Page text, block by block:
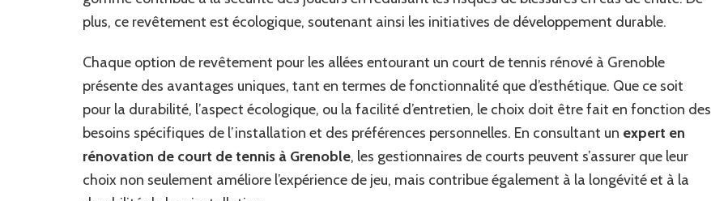
plus, ce revêtement est écologique, soutenant ainsi les initiatives de développement durable.
Chaque option de revêtement pour les allées entourant un court de tennis rénové à Grenoble
présente des avantages uniques, tant en termes de fonctionnalité que d’esthétique. Que ce soit
pour la durabilité, l’aspect écologique, ou la facilité d’entretien, le choix doit être fait en fonction des
besoins spécifiques de l’installation et des préférences personnelles. En consultant un expert en
rénovation de court de tennis à Grenoble, les gestionnaires de courts peuvent s’assurer que leur
choix non seulement améliore l’expérience de jeu, mais contribue également à la longévité et à la